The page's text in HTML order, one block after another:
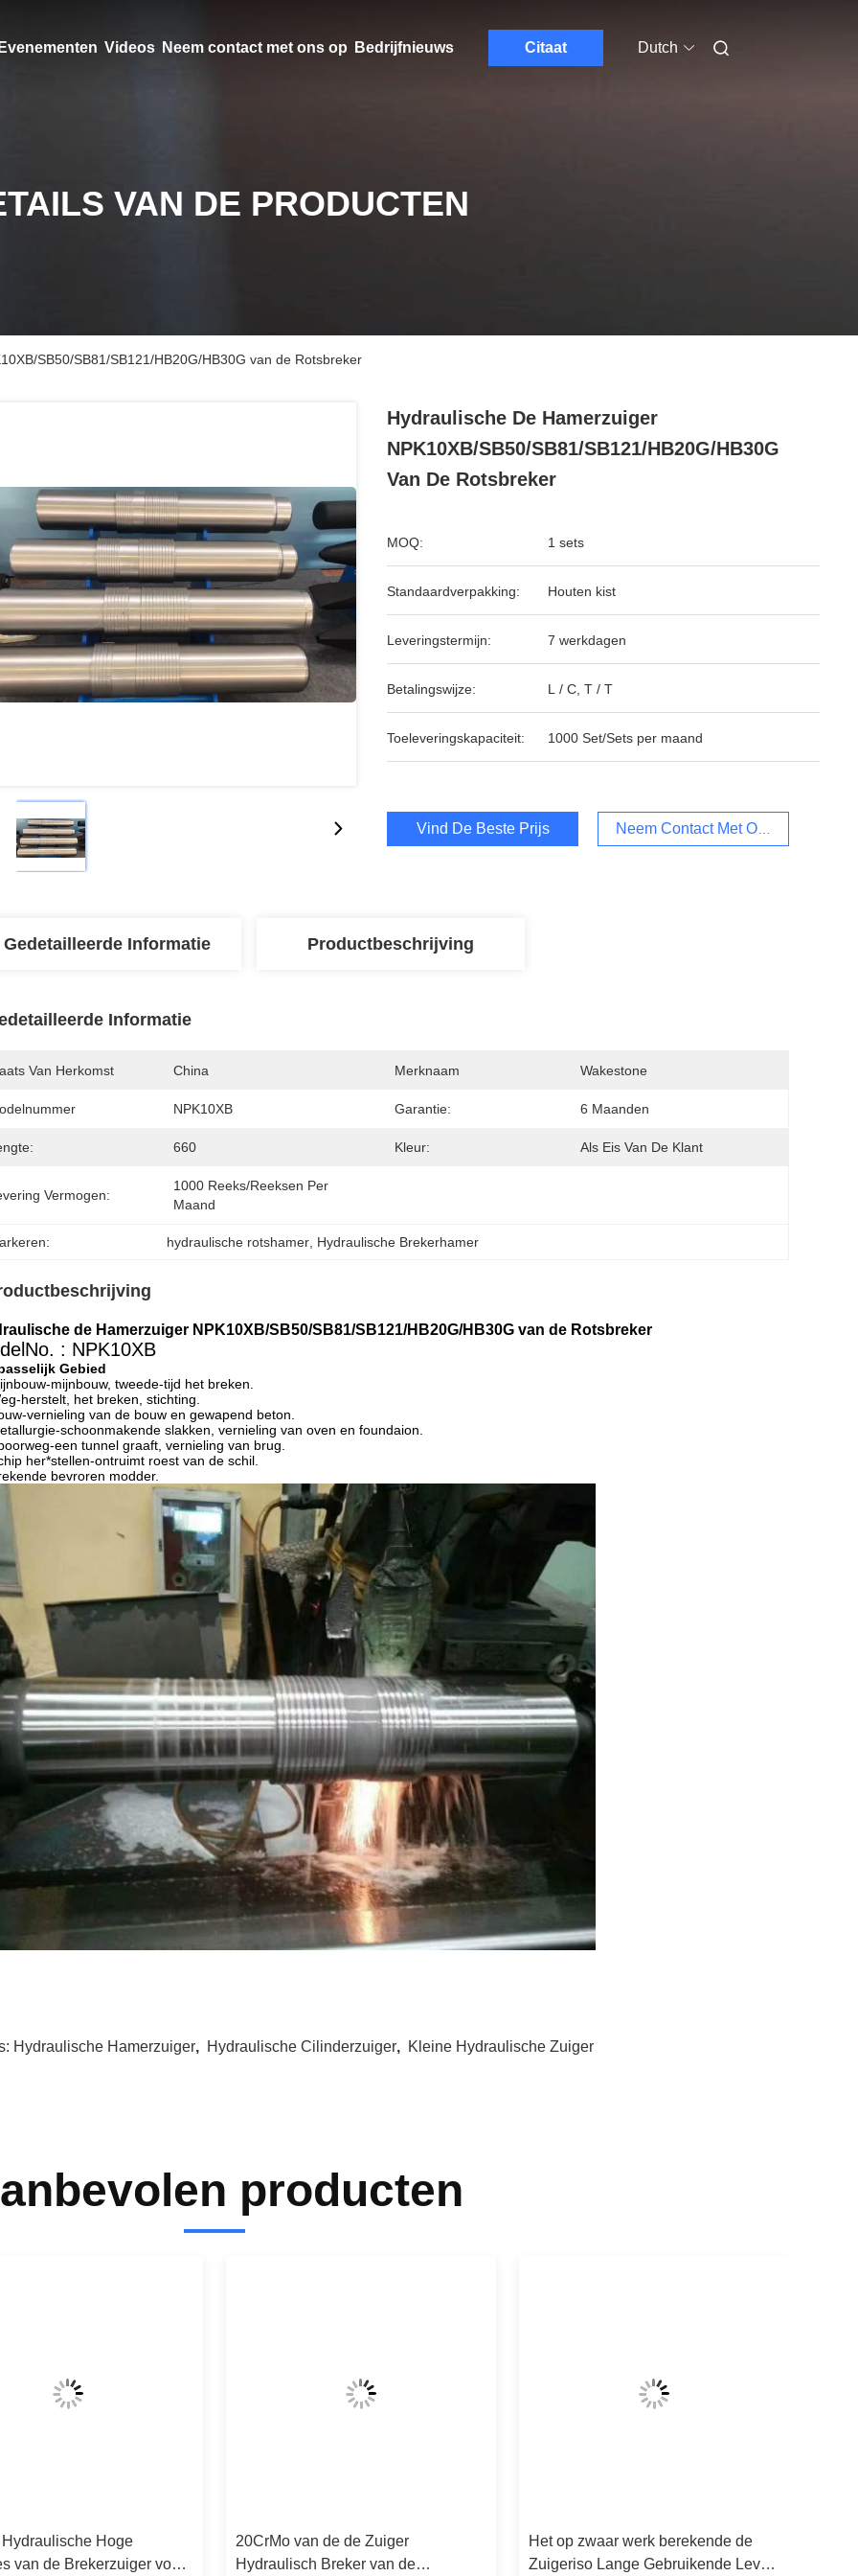
Videos Neem contact met ons op Bedrijfnieuws Citaat Dutch
VAN DE PRODUCTEN
SB50/SB81/SB121/HB20G/HB30G van de Rotsbreker
Hydraulische De Hamerzuiger
NPK10XB/SB50/SB81/SB121/HB20G/HB30G
Van De Rotsbreker
MOQ: 1 sets
Standaardverpakking: Houten kist
Leveringstermijn: 7 werkdagen
Betalingswijze: L / C, T / T
Toeleveringskapaciteit: 1000 Set/Sets per maand
Vind De Beste Prijs Neem Contact Met Ons Op
Gedetailleerde Informatie Productbeschrijving
Informatie
Van Herkomst China Merknaam Wakestone
NPK10XB Garantie: 6 Maanden
660 Kleur: Als Eis Van De Klant
Vermogen:
1000 Reeks/Reeksen Per
Maand
hydraulische rotshamer Hydraulische Brekerhamer
de Hamerzuiger NPK10XB/SB50/SB81/SB121/HB20G/HB30G van de Rotsbreker
: NPK10XB
Gebied
mijnbouw, tweede-tijd het breken.
herstelt, het breken, stichting.
vernieling van de bouw en gewapend beton.
schoonmakende slakken, vernieling van oven en foundaion.
een tunnel graaft, vernieling van brug.
her*stellen-ontruimt roest van de schil.
bevroren modder.
Hydraulische Hamerzuiger, Hydraulische Cilinderzuiger, Kleine Hydraulische Zuiger
producten
Hoge
van de Brekerzuiger voor
20CrMo van de de Zuiger
Hydraulisch Breker van de
Het op zwaar werk berekende de
Zuigeriso Lange Gebruikende Leven